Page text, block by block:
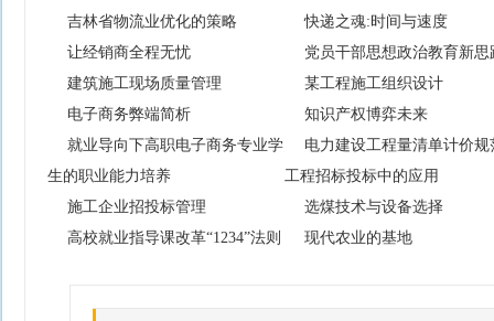
吉林省物流业优化的策略
让经销商全程无忧
建筑施工现场质量管理
电子商务弊端简析
就业导向下高职电子商务专业学
生的职业能力培养
施工企业招投标管理
高校就业指导课改革“1234”法则
快递之魂:时间与速度
党员干部思想政治教育新思
某工程施工组织设计
知识产权博弈未来
电力建设工程量清单计价规
工程招标投标中的应用
选煤技术与设备选择
现代农业的基地